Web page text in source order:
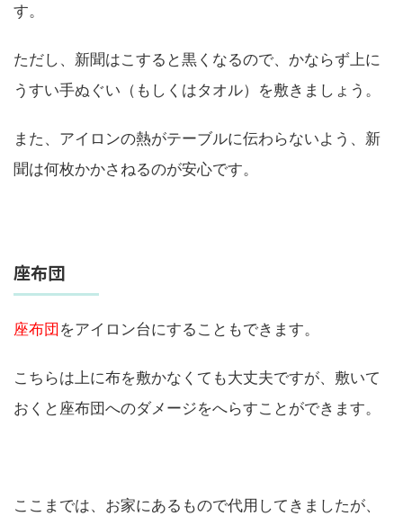
す。
ただし、新聞はこすると黒くなるので、かならず上に
うすい手ぬぐい（もしくはタオル）を敷きましょう。
また、アイロンの熱がテーブルに伝わらないよう、新
聞は何枚かかさねるのが安心です。
座布団
座布団 をアイロン台にすることもできます。
こちらは上に布を敷かなくても大丈夫ですが、敷いて
おくと座布団へのダメージをへらすことができます。
ここまでは、お家にあるもので代用してきましたが、